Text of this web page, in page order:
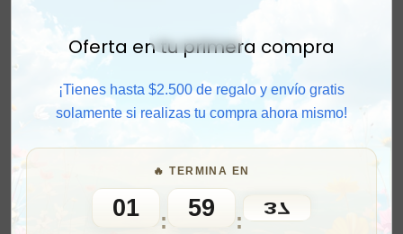
Activar sonido
Oferta en tu primera compra
¡Tienes hasta $2.500 de regalo y envío gratis
solamente si realizas tu compra ahora mismo!
🔥 TERMINA EN
01 : 59 : 36